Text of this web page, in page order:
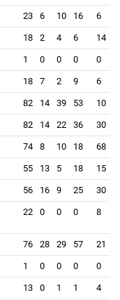
23 6 10 16 6
18 2 4 6 14
1 0 0 0 0
18 7 2 9 6
82 14 39 53 10
82 14 22 36 30
74 8 10 18 68
55 13 5 18 15
56 16 9 25 30
22 0 0 0 8
76 28 29 57 21
1 0 0 0 0
13 0 1 1 4